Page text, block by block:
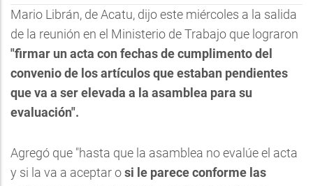
Mario Librán, de Acatu, dijo este miércoles a la salida
de la reunión en el Ministerio de Trabajo que lograron
"firmar un acta con fechas de cumplimento del
convenio de los artículos que estaban pendientes
que va a ser elevada a la asamblea para su
evaluación".
Agregó que "hasta que la asamblea no evalúe el acta
y si la va a aceptar osi le parece conforme las